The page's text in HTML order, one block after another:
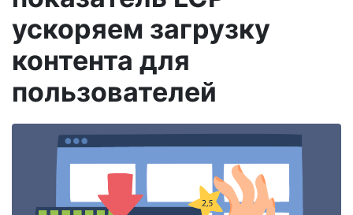
ускоряем загрузку
контента для
пользователей